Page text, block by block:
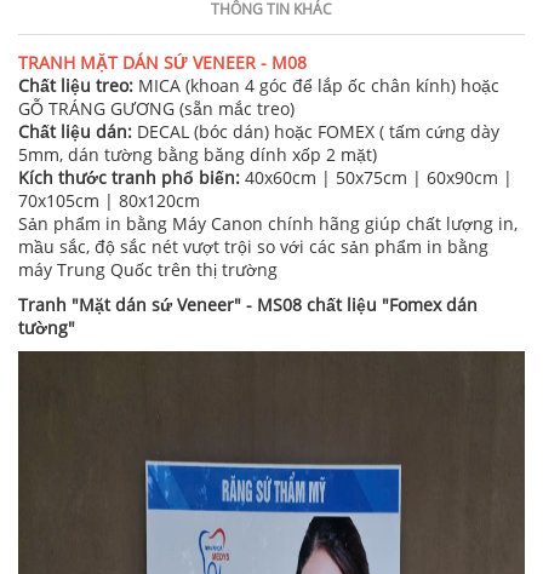
THÔNG TIN KHÁC
TRANH MẶT DÁN SỨ VENEER - M08
Chất liệu treo: MICA (khoan 4 góc để lắp ốc chân kính) hoặc
GỖ TRÁNG GƯƠNG (sẵn mắc treo)
Chất liệu dán: DECAL (bóc dán) hoặc FOMEX ( tấm cứng dày
5mm, dán tường bằng băng dính xốp 2 mặt)
Kích thước tranh phổ biến: 40x60cm | 50x75cm | 60x90cm |
70x105cm | 80x120cm
Sản phẩm in bằng Máy Canon chính hãng giúp chất lượng in,
mầu sắc, độ sắc nét vượt trội so với các sản phẩm in bằng
máy Trung Quốc trên thị trường
Tranh "Mặt dán sứ Veneer" - MS08 chất liệu "Fomex dán
tường"